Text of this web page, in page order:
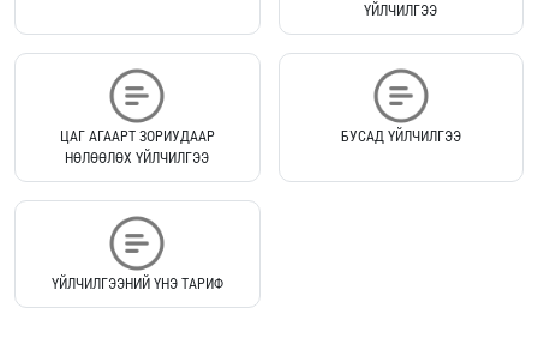
ҮЙЛЧИЛГЭЭ
ЦАГ АГААРТ ЗОРИУДААР
НӨЛӨӨЛӨХ ҮЙЛЧИЛГЭЭ
БУСАД ҮЙЛЧИЛГЭЭ
ҮЙЛЧИЛГЭЭНИЙ ҮНЭ ТАРИФ